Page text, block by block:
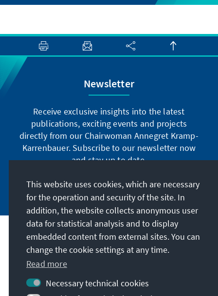
Newsletter
Receive exclusive insights into the latest
publications, exciting events and projects
directly from our Chairwoman Annegret Kramp-
Karrenbauer. Subscribe to our newsletter now
and stay up to date.
Subscribe now
Our mission
Contact
Further offers of the foundation
This website uses cookies, which are necessary
for the operation and security of the site. In
addition, the website collects anonymous user
data for statistical analysis and to display
embedded content from external sites. You can
change the cookie settings at any time.
Read more
Necessary technical cookies